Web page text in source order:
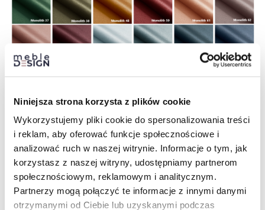
Niniejsza strona korzysta z plików cookie
Wykorzystujemy pliki cookie do spersonalizowania treści
i reklam, aby oferować funkcje społecznościowe i
analizować ruch w naszej witrynie. Informacje o tym, jak
korzystasz z naszej witryny, udostępniamy partnerom
społecznościowym, reklamowym i analitycznym.
Partnerzy mogą połączyć te informacje z innymi danymi
otrzymanymi od Ciebie lub uzyskanymi podczas